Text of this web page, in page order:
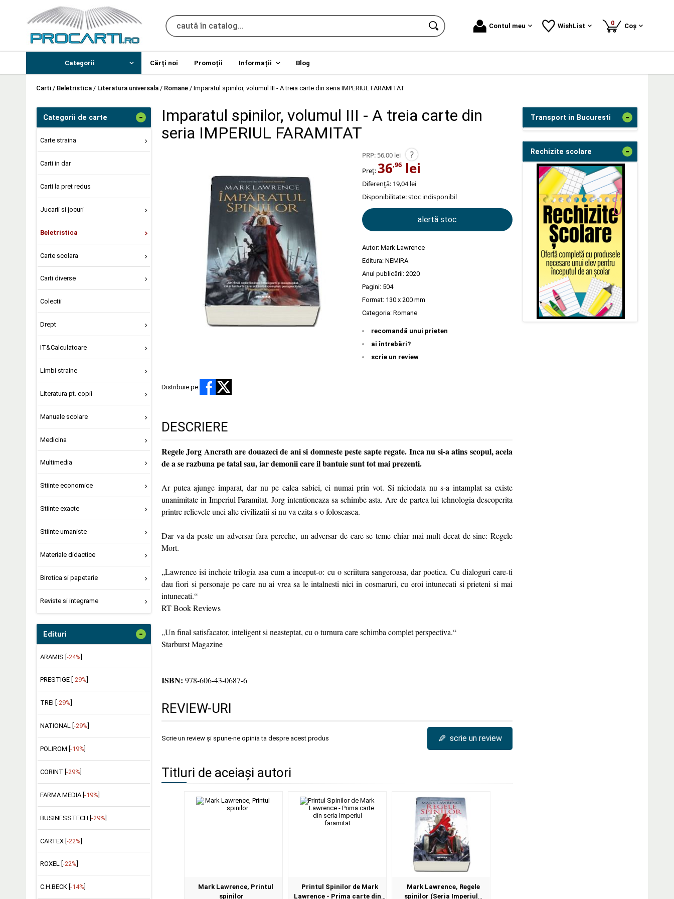
Contul meu WishList 0produse
Coș
Categorii Cărți noi Promoții Informații Blog
Carti / Beletristica / Literatura universala / Romane / Imparatul spinilor, volumul III - A treia carte din seria IMPERIUL FARAMITAT
Categorii de carte -
Carte straina
Carti in dar
Carti la pret redus
Jucarii si jocuri
Beletristica
Carte scolara
Carti diverse
Colectii
Drept
IT&Calculatoare
Limbi straine
Literatura pt. copii
Manuale scolare
Medicina
Multimedia
Stiinte economice
Stiinte exacte
Stiinte umaniste
Materiale didactice
Birotica si papetarie
Reviste si integrame
Edituri -
ARAMIS [-24%]
PRESTIGE [ -29%
TREI [ -29%
NATIONAL [ -29%
POLIROM [ -19%
CORINT [ -29%
FARMA MEDIA [ -19%
BUSINESSTECH [-29%]
CARTEX [-22%]
ROXEL [ -22%
C.H.BECK [ -14%
Imparatul spinilor, volumul III - A treia carte din
seria IMPERIUL FARAMITAT
PRP: 56,00 lei ?
Preț: 36,96 lei
Diferență: 19,04 lei
Disponibilitate:stoc indisponibil
alertă stoc
Autor: Mark Lawrence
Editura: NEMIRA
Anul publicării: 2020
Pagini: 504
Format: 130 x 200 mm
Categoria: Romane
recomandă unui prieten
ai întrebări?
scrie un review
Distribuie pe:
DESCRIERE
Regele Jorg Ancrath are douazeci de ani si domneste peste sapte regate. Inca nu si-a atins scopul, acela
de a se razbuna pe tatal sau, iar demonii care il bantuie sunt tot mai prezenti.
Ar putea ajunge imparat, dar nu pe calea sabiei, ci numai prin vot. Si niciodata nu s-a intamplat sa existe
unanimitate in Imperiul Faramitat. Jorg intentioneaza sa schimbe asta. Are de partea lui tehnologia descoperita
printre relicvele unei alte civilizatii si nu va ezita s-o foloseasca.
Dar va da peste un adversar fara pereche, un adversar de care se teme chiar mai mult decat de sine: Regele
Mort.
„Lawrence isi incheie trilogia asa cum a inceput-o: cu o scriitura sangeroasa, dar poetica. Cu dialoguri care-ti
dau fiori si personaje pe care nu ai vrea sa le intalnesti nici in cosmaruri, cu eroi intunecati si prieteni si mai
intunecati.“
RT Book Reviews
„Un final satisfacator, inteligent si neasteptat, cu o turnura care schimba complet perspectiva.“
Starburst Magazine
ISBN: 978-606-43-0687-6
REVIEW-URI
Scrie un review și spune-ne opinia ta despre acest produs ✎ scrie un review
Titluri de aceiași autori
Mark Lawrence, Printul
spinilor
Printul Spinilor de Mark
Lawrence - Prima carte din
Mark Lawrence, Regele
spinilor (Seria Imperiul
Transport in Bucuresti -
Rechizite scolare -